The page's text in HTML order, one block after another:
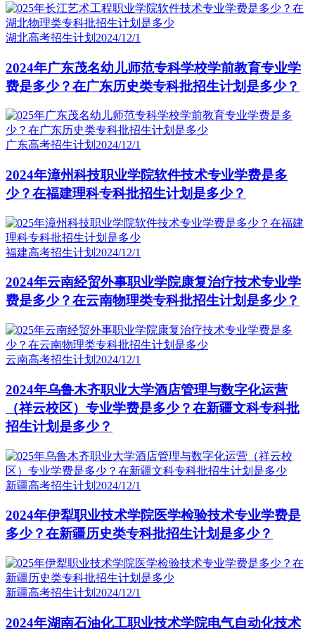
湖北高考招生计划 2024/12/1
2024年广东茂名幼儿师范专科学校学前教育专业学
费是多少？在广东历史类专科批招生计划是多少？
广东高考招生计划 2024/12/1
2024年漳州科技职业学院软件技术专业学费是多
少？在福建理科专科批招生计划是多少？
福建高考招生计划 2024/12/1
2024年云南经贸外事职业学院康复治疗技术专业学
费是多少？在云南物理类专科批招生计划是多少？
云南高考招生计划 2024/12/1
2024年乌鲁木齐职业大学酒店管理与数字化运营
（祥云校区）专业学费是多少？在新疆文科专科批
招生计划是多少？
新疆高考招生计划 2024/12/1
2024年伊犁职业技术学院医学检验技术专业学费是
多少？在新疆历史类专科批招生计划是多少？
新疆高考招生计划 2024/12/1
2024年湖南石油化工职业技术学院电气自动化技术